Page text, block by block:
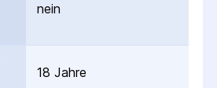
nein
18 Jahre